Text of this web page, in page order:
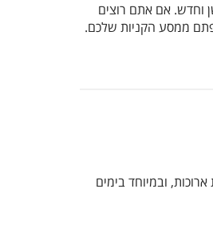
וחדש. אם אתם רוצים
ממסע הקניות שלכם.
ובמיוחד בימים